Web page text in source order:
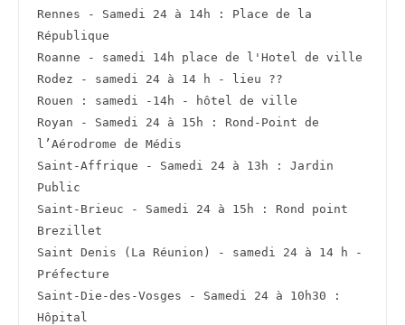
Rennes - Samedi 24 à 14h : Place de la
République
Roanne - samedi 14h place de l'Hotel de ville
Rodez - samedi 24 à 14 h - lieu ??
Rouen : samedi -14h - hôtel de ville
Royan - Samedi 24 à 15h : Rond-Point de
l’Aérodrome de Médis
Saint-Affrique - Samedi 24 à 13h : Jardin
Public
Saint-Brieuc - Samedi 24 à 15h : Rond point
Brezillet
Saint Denis (La Réunion) - samedi 24 à 14 h -
Préfecture
Saint-Die-des-Vosges - Samedi 24 à 10h30 :
Hôpital